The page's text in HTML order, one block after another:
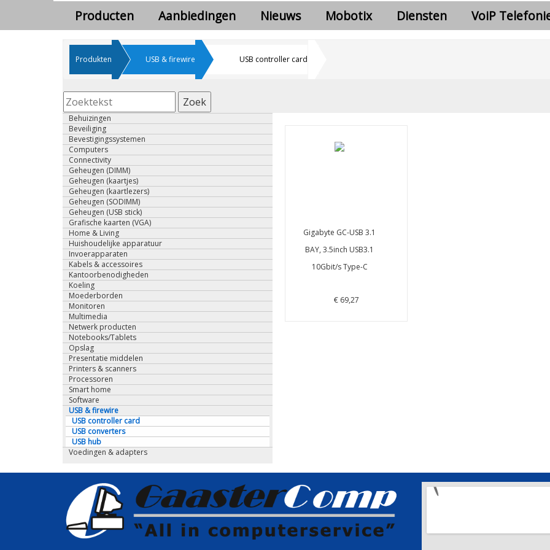
Producten Aanbiedingen Nieuws Mobotix Diensten VoiP
Produkten USB & firewire USB controller card
Zoek
Behuizingen
Beveiliging
Bevestigingssystemen
Computers
Connectivity
Geheugen (DIMM)
Geheugen (kaartjes)
Geheugen (kaartlezers)
Geheugen (SODIMM)
Geheugen (USB stick)
Grafische kaarten (VGA)
Home & Living
Huishoudelijke apparatuur
Invoerapparaten
Kabels & accessoires
Kantoorbenodigheden
Koeling
Moederborden
Monitoren
Multimedia
Netwerk producten
Notebooks/Tablets
Opslag
Presentatie middelen
Printers & scanners
Processoren
Smart home
Software
USB & firewire
USB controller card
USB converters
USB hub
Voedingen & adapters
Gigabyte GC-USB 3.1
BAY, 3.5inch USB3.1
10Gbit/s Type-C
€ 69,27